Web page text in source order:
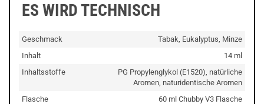
ES WIRD TECHNISCH
Geschmack
Tabak, Eukalyptus, Minze
Inhalt
14 ml
Inhaltsstoffe
PG Propylenglykol (E1520), natürliche
Aromen, naturidentische Aromen
Flasche
60 ml Chubby V3 Flasche